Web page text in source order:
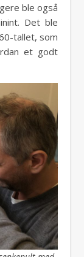
ble også
Det ble
tallet, som
et godt